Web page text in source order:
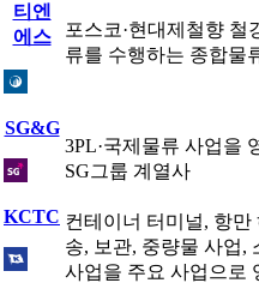
티엔
에스
포스코·현대제철향 철
류를 수행하는 종합물
SG&G
3PL·국제물류 사업을
SG그룹 계열사
KCTC 컨테이너 터미널, 항만
송, 보관, 중량물 사업,
사업을 주요 사업으로